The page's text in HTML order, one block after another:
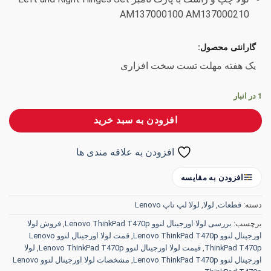
AM137000100 AM137000210
گارانتی محصول:
یک هفته مهلت تست سخت افزاری
1 در انبار
افزودن به سبد خرید
افزودن به علاقه مندی ها
افزودن به مقایسه
دسته: قطعات, لولا, لولا لپ تاپ Lenovo
برچسب: بررسی لولا اورجینال لنوو Lenovo ThinkPad T470p , فروش لولا
اورجینال لنوو Lenovo ThinkPad T470p
,
قمت لولا اورجینال لنوو Lenovo
ThinkPad T470p
, قیمت لولا اورجینال لنوو Lenovo ThinkPad T470p , لولا
اورجینال لنوو Lenovo ThinkPad T470p
,
مشخصات لولا اورجینال لنوو Lenovo